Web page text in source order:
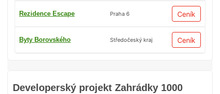
Developerský projekt Zahrádky 1000
Rezidence Escape Praha 6 Ceník
Byty Borovského Středočeský kraj Ceník